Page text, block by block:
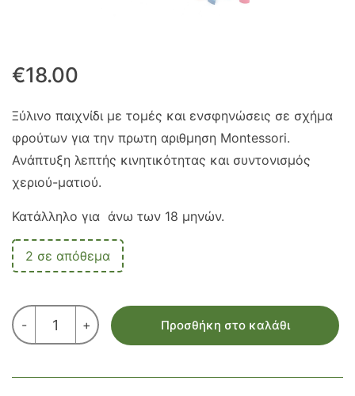
€18.00
Ξύλινο παιχνίδι με τομές και ενσφηνώσεις σε σχήμα
φρούτων για την πρωτη αριθμηση Montessori.
Ανάπτυξη λεπτής κινητικότητας και συντονισμός
χεριού-ματιού.
Κατάλληλο για άνω των 18 μηνών.
2 σε απόθεμα
-
ΜΑΘΑΙΝΩ
ΝΑ
ΜΕΤΡΑΩ
ΤΑ
+ Προσθήκη στο καλάθι